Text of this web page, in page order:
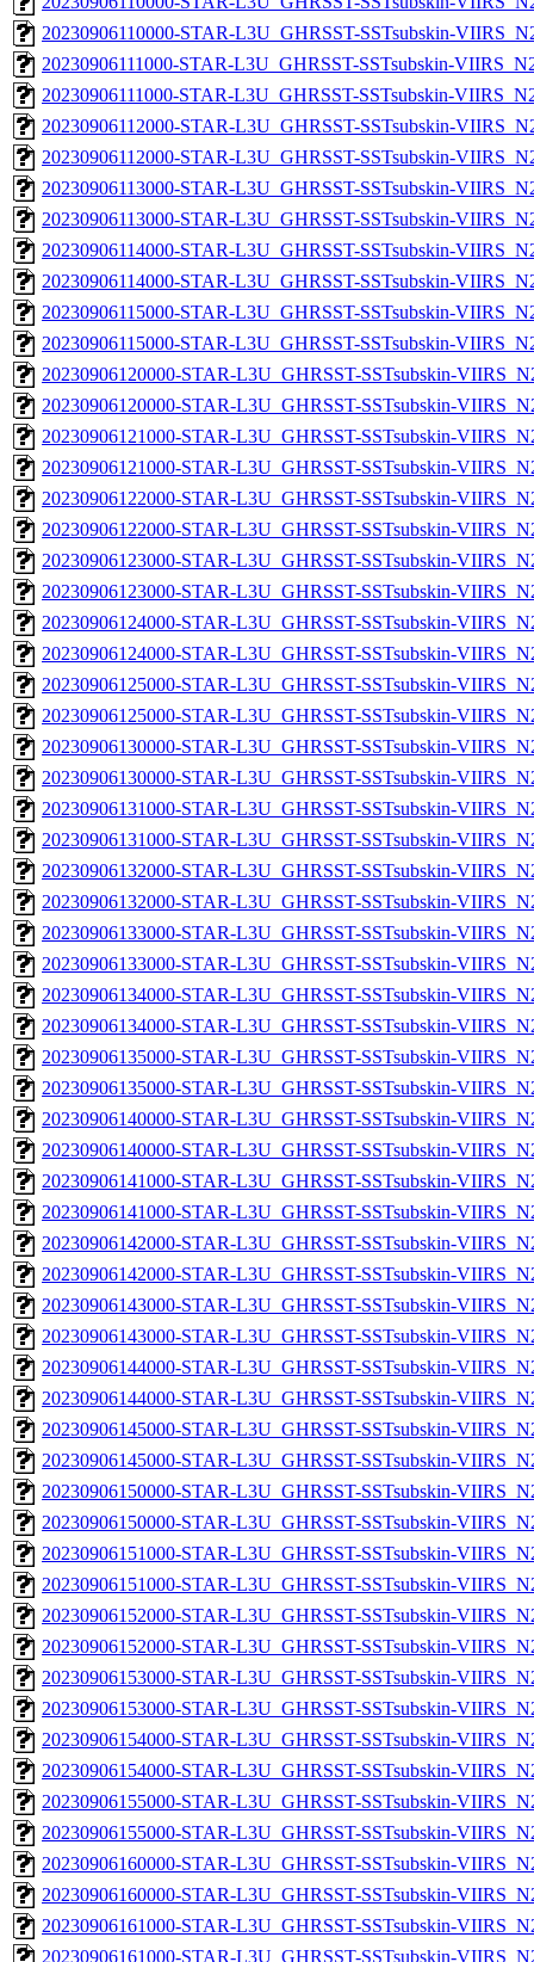
20230906110000-STAR-L3U_GHRSST-SSTsubskin-
20230906111000-STAR-L3U_GHRSST-SSTsubskin-
20230906111000-STAR-L3U_GHRSST-SSTsubskin-
20230906112000-STAR-L3U_GHRSST-SSTsubskin-
20230906112000-STAR-L3U_GHRSST-SSTsubskin-
20230906113000-STAR-L3U_GHRSST-SSTsubskin-
20230906113000-STAR-L3U_GHRSST-SSTsubskin-
20230906114000-STAR-L3U_GHRSST-SSTsubskin-
20230906114000-STAR-L3U_GHRSST-SSTsubskin-
20230906115000-STAR-L3U_GHRSST-SSTsubskin-
20230906115000-STAR-L3U_GHRSST-SSTsubskin-
20230906120000-STAR-L3U_GHRSST-SSTsubskin-
20230906120000-STAR-L3U_GHRSST-SSTsubskin-
20230906121000-STAR-L3U_GHRSST-SSTsubskin-
20230906121000-STAR-L3U_GHRSST-SSTsubskin-
20230906122000-STAR-L3U_GHRSST-SSTsubskin-
20230906122000-STAR-L3U_GHRSST-SSTsubskin-
20230906123000-STAR-L3U_GHRSST-SSTsubskin-
20230906123000-STAR-L3U_GHRSST-SSTsubskin-
20230906124000-STAR-L3U_GHRSST-SSTsubskin-
20230906124000-STAR-L3U_GHRSST-SSTsubskin-
20230906125000-STAR-L3U_GHRSST-SSTsubskin-
20230906125000-STAR-L3U_GHRSST-SSTsubskin-
20230906130000-STAR-L3U_GHRSST-SSTsubskin-
20230906130000-STAR-L3U_GHRSST-SSTsubskin-
20230906131000-STAR-L3U_GHRSST-SSTsubskin-
20230906131000-STAR-L3U_GHRSST-SSTsubskin-
20230906132000-STAR-L3U_GHRSST-SSTsubskin-
20230906132000-STAR-L3U_GHRSST-SSTsubskin-
20230906133000-STAR-L3U_GHRSST-SSTsubskin-
20230906133000-STAR-L3U_GHRSST-SSTsubskin-
20230906134000-STAR-L3U_GHRSST-SSTsubskin-
20230906134000-STAR-L3U_GHRSST-SSTsubskin-
20230906135000-STAR-L3U_GHRSST-SSTsubskin-
20230906135000-STAR-L3U_GHRSST-SSTsubskin-
20230906140000-STAR-L3U_GHRSST-SSTsubskin-
20230906140000-STAR-L3U_GHRSST-SSTsubskin-
20230906141000-STAR-L3U_GHRSST-SSTsubskin-
20230906141000-STAR-L3U_GHRSST-SSTsubskin-
20230906142000-STAR-L3U_GHRSST-SSTsubskin-
20230906142000-STAR-L3U_GHRSST-SSTsubskin-
20230906143000-STAR-L3U_GHRSST-SSTsubskin-
20230906143000-STAR-L3U_GHRSST-SSTsubskin-
20230906144000-STAR-L3U_GHRSST-SSTsubskin-
20230906144000-STAR-L3U_GHRSST-SSTsubskin-
20230906145000-STAR-L3U_GHRSST-SSTsubskin-
20230906145000-STAR-L3U_GHRSST-SSTsubskin-
20230906150000-STAR-L3U_GHRSST-SSTsubskin-
20230906150000-STAR-L3U_GHRSST-SSTsubskin-
20230906151000-STAR-L3U_GHRSST-SSTsubskin-
20230906151000-STAR-L3U_GHRSST-SSTsubskin-
20230906152000-STAR-L3U_GHRSST-SSTsubskin-
20230906152000-STAR-L3U_GHRSST-SSTsubskin-
20230906153000-STAR-L3U_GHRSST-SSTsubskin-
20230906153000-STAR-L3U_GHRSST-SSTsubskin-
20230906154000-STAR-L3U_GHRSST-SSTsubskin-
20230906154000-STAR-L3U_GHRSST-SSTsubskin-
20230906155000-STAR-L3U_GHRSST-SSTsubskin-
20230906155000-STAR-L3U_GHRSST-SSTsubskin-
20230906160000-STAR-L3U_GHRSST-SSTsubskin-
20230906160000-STAR-L3U_GHRSST-SSTsubskin-
20230906161000-STAR-L3U_GHRSST-SSTsubskin-
20230906161000-STAR-L3U_GHRSST-SSTsubskin-